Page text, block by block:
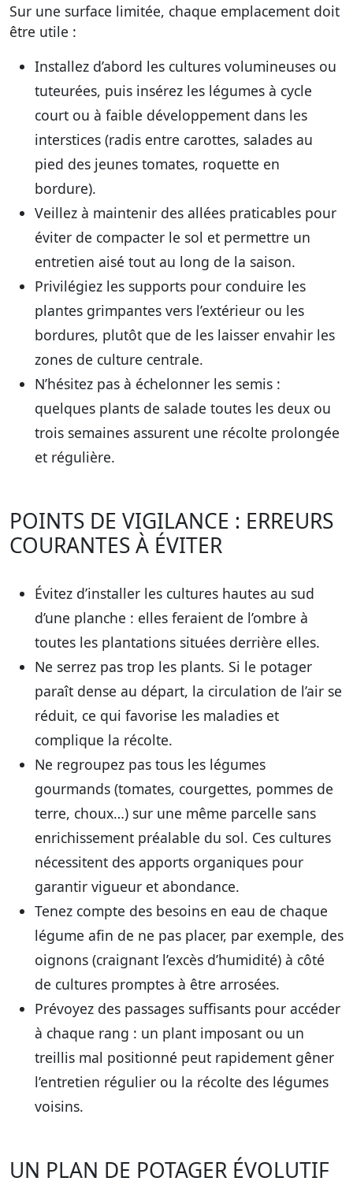
Sur une surface limitée, chaque emplacement doit
être utile :
Installez d’abord les cultures volumineuses ou
tuteurées, puis insérez les légumes à cycle
court ou à faible développement dans les
interstices (radis entre carottes, salades au
pied des jeunes tomates, roquette en
bordure).
Veillez à maintenir des allées praticables pour
éviter de compacter le sol et permettre un
entretien aisé tout au long de la saison.
Privilégiez les supports pour conduire les
plantes grimpantes vers l’extérieur ou les
bordures, plutôt que de les laisser envahir les
zones de culture centrale.
N’hésitez pas à échelonner les semis :
quelques plants de salade toutes les deux ou
trois semaines assurent une récolte prolongée
et régulière.
POINTS DE VIGILANCE : ERREURS
COURANTES À ÉVITER
Évitez d’installer les cultures hautes au sud
d’une planche : elles feraient de l’ombre à
toutes les plantations situées derrière elles.
Ne serrez pas trop les plants. Si le potager
paraît dense au départ, la circulation de l’air se
réduit, ce qui favorise les maladies et
complique la récolte.
Ne regroupez pas tous les légumes
gourmands (tomates, courgettes, pommes de
terre, choux…) sur une même parcelle sans
enrichissement préalable du sol. Ces cultures
nécessitent des apports organiques pour
garantir vigueur et abondance.
Tenez compte des besoins en eau de chaque
légume afin de ne pas placer, par exemple, des
oignons (craignant l’excès d’humidité) à côté
de cultures promptes à être arrosées.
Prévoyez des passages suffisants pour accéder
à chaque rang : un plant imposant ou un
treillis mal positionné peut rapidement gêner
l’entretien régulier ou la récolte des légumes
voisins.
UN PLAN DE POTAGER ÉVOLUTIF